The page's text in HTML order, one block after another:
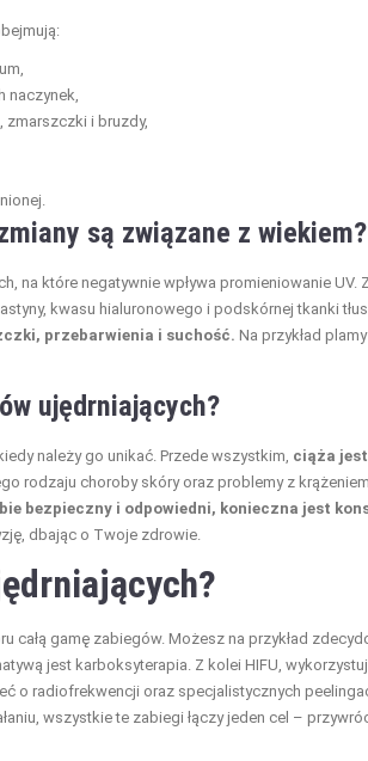
naczynek,
zmarszczki i bruzdy,
są związane z wiekiem?
na które negatywnie wpływa promieniowanie UV.
kwasu hialuronowego i podskórnej tkanki
przebarwienia i suchość. Na przykład
ujędrniających?
należy go unikać. Przede wszystkim, ciąża
rodzaju choroby skóry oraz problemy z
bezpieczny i odpowiedni, konieczna jest
dbając o Twoje zdrowie.
gamę zabiegów. Możesz na przykład
jest karboksyterapia. Z kolei HIFU,
o radiofrekwencji oraz specjalistycznych
wszystkie te zabiegi łączy jeden cel –